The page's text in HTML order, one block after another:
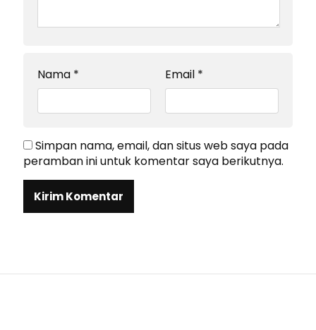
Nama * Email *
Simpan nama, email, dan situs web saya pada
peramban ini untuk komentar saya berikutnya.